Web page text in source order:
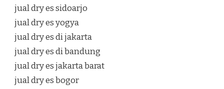
jual dry es sidoarjo
jual dry es yogya
jual dry es di jakarta
jual dry es di bandung
jual dry es jakarta barat
jual dry es bogor